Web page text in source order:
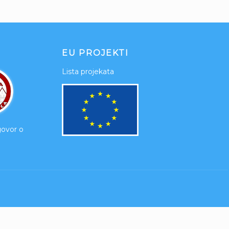
o
EU PROJEKTI
Lista projekata